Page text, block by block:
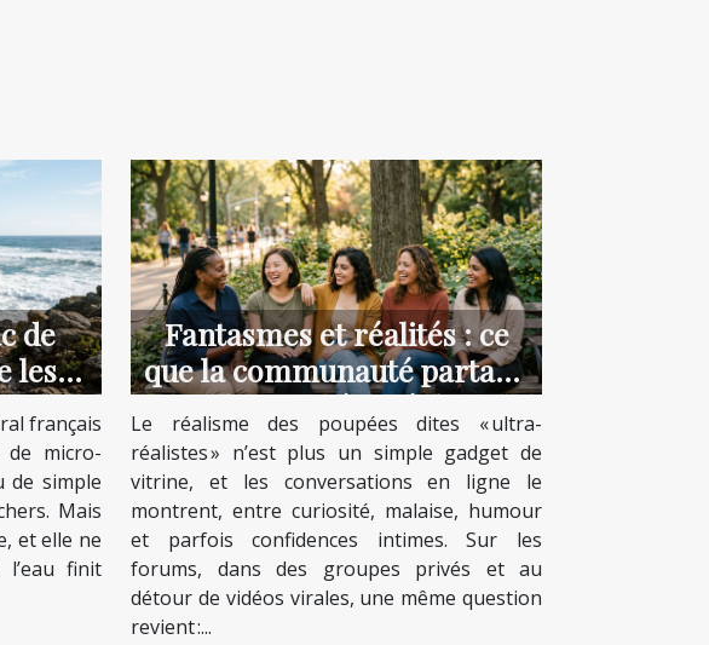
de
les
français
micro-
de simple
Mais
et elle ne
finit
Fantasmes et réalités : ce
que la communauté partage
sur les poupées réalistes
Le réalisme des poupées dites « ultra-
réalistes » n’est plus un simple gadget de
vitrine, et les conversations en ligne le
montrent, entre curiosité, malaise, humour
et parfois confidences intimes. Sur les
forums, dans des groupes privés et au
détour de vidéos virales, une même question
revient :...